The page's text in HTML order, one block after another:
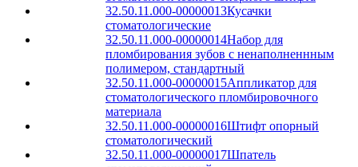
32.50.11.000-00000013Кусачки
стоматологические
32.50.11.000-00000014Набор для
пломбирования зубов с ненаполненнным
полимером, стандартный
32.50.11.000-00000015Аппликатор для
стоматологического пломбировочного
материала
32.50.11.000-00000016Штифт опорный
стоматологический
32.50.11.000-00000017Шпатель